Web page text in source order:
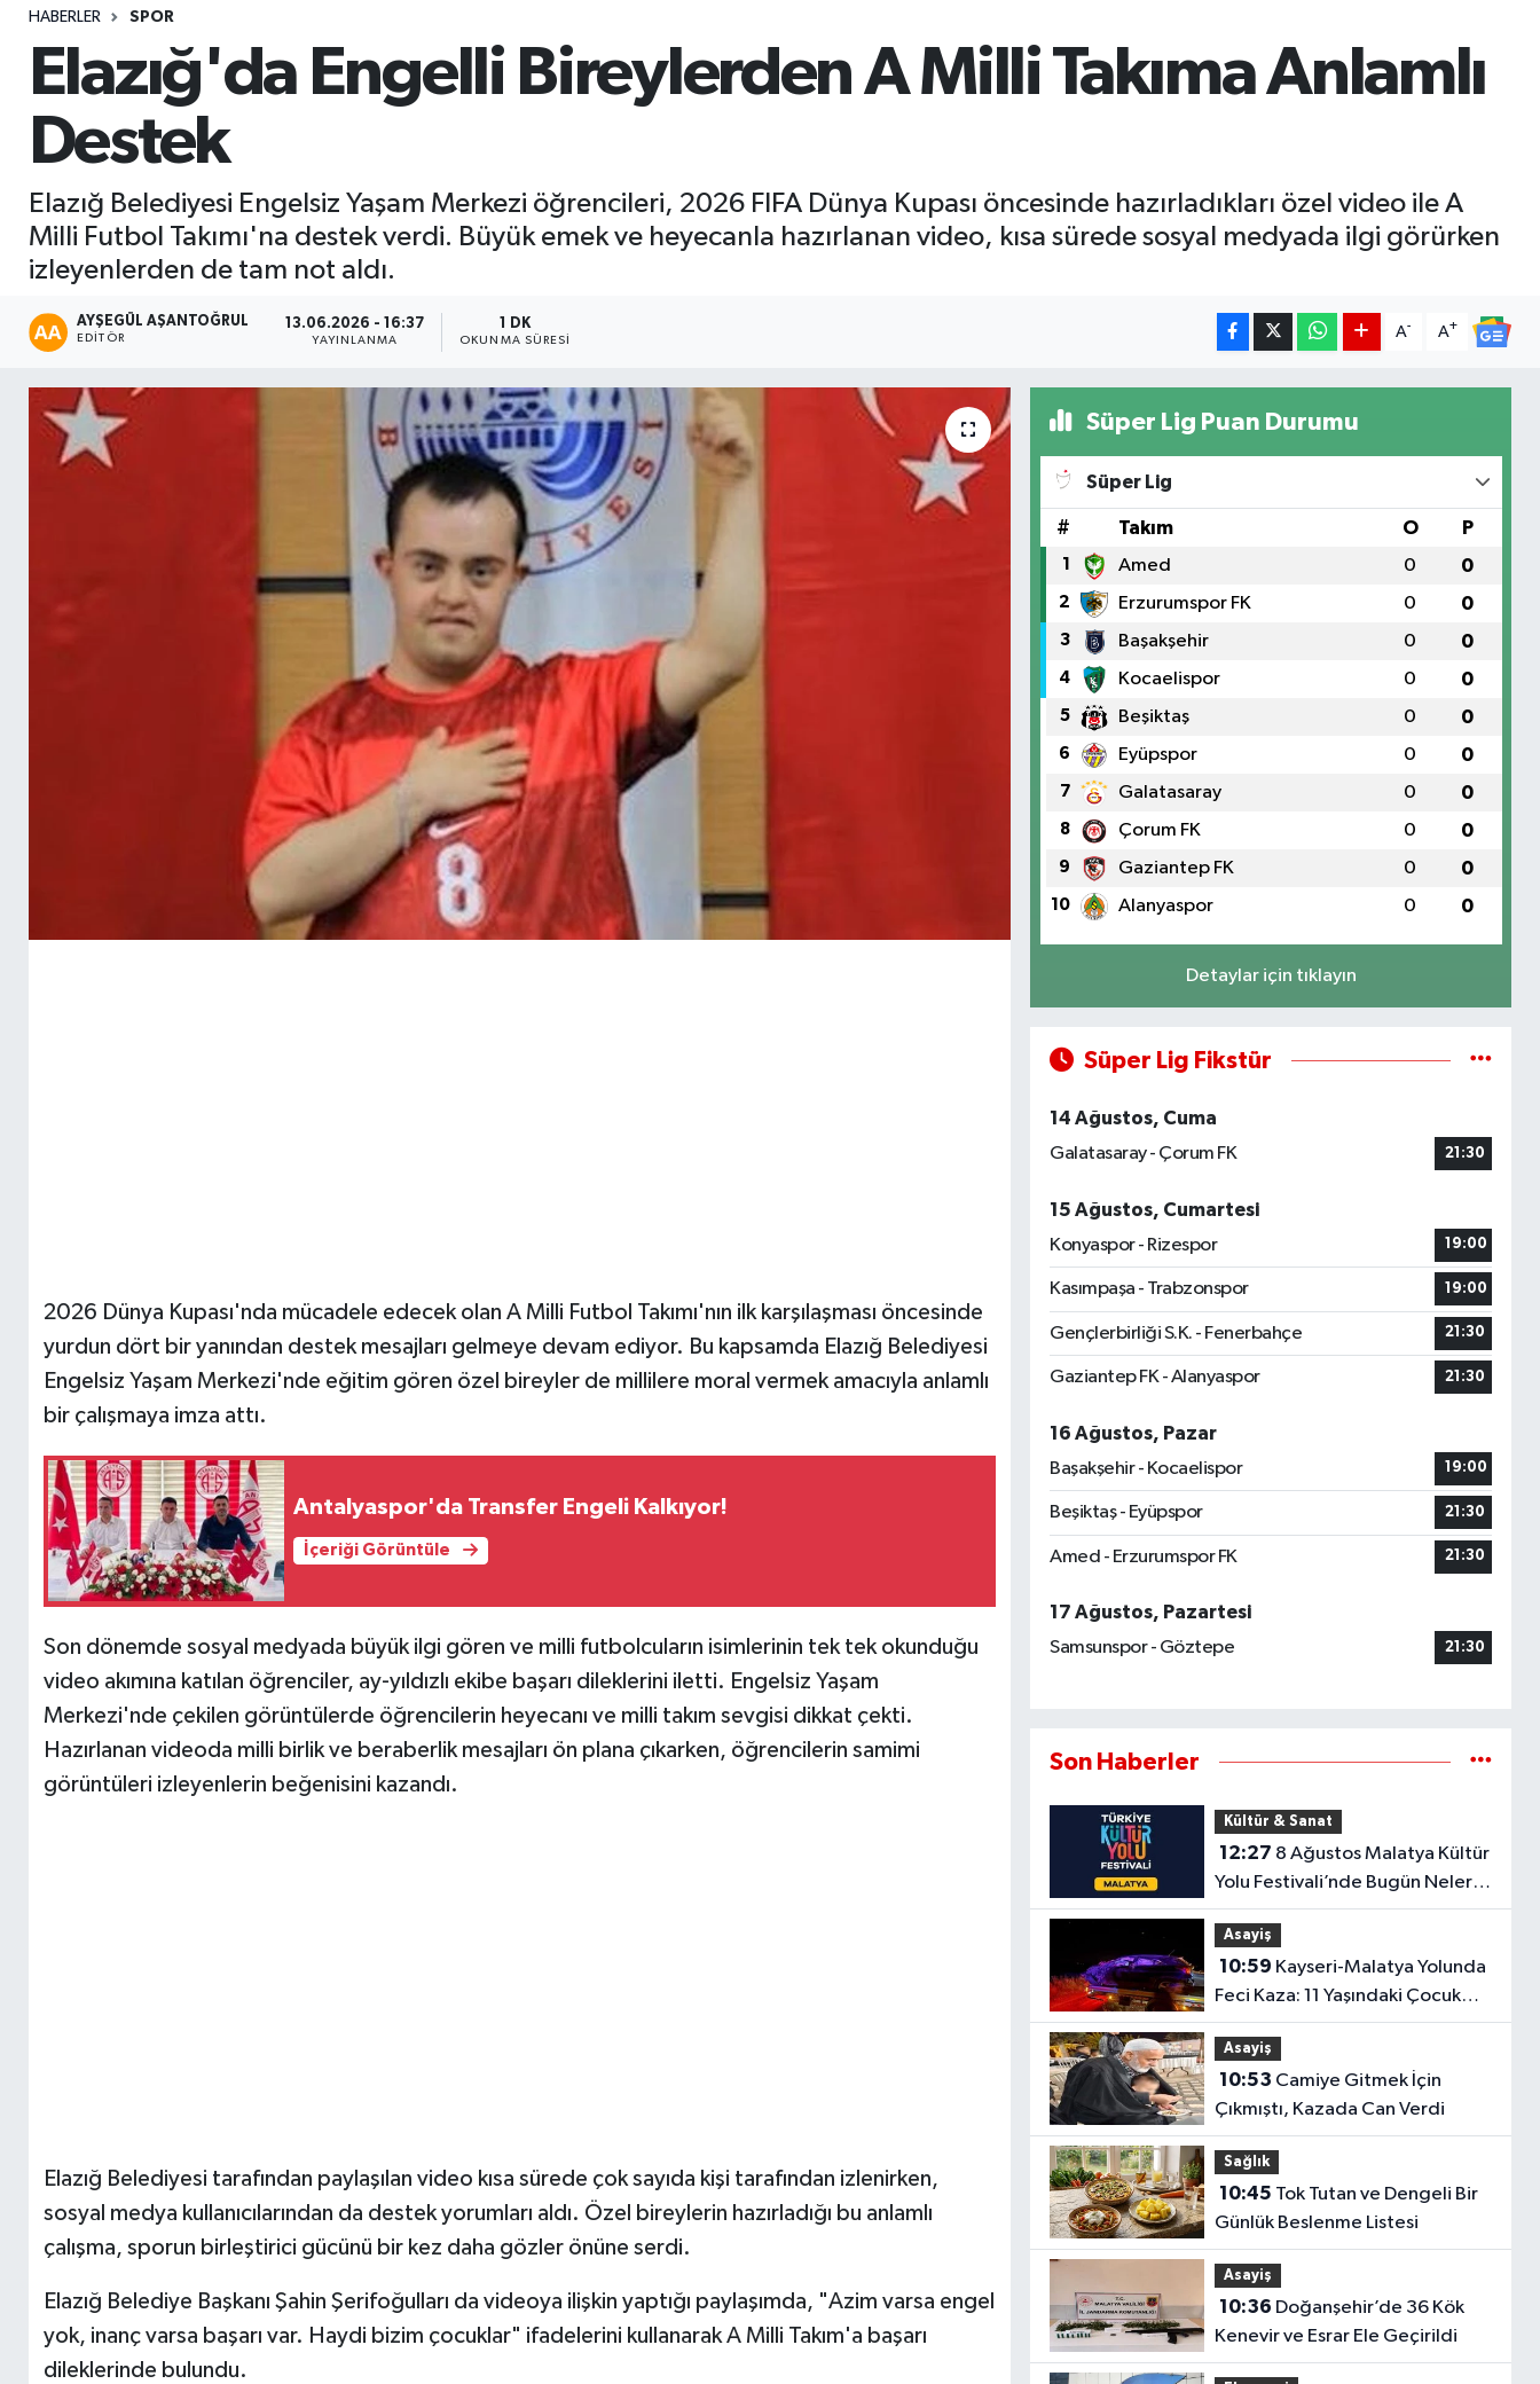
HABERLER SPOR
Elazığ'da Engelli Bireylerden A Milli Takıma Anlamlı
Destek
Elazığ Belediyesi Engelsiz Yaşam Merkezi öğrencileri, 2026 FIFA Dünya Kupası öncesinde hazırladıkları özel video ile A
Milli Futbol Takımı'na destek verdi. Büyük emek ve heyecanla hazırlanan video, kısa sürede sosyal medyada ilgi görürken
izleyenlerden de tam not aldı.
AYŞEGÜL AŞANTOĞRUL
EDITÖR
13.06.2026 - 16:37
YAYINLANMA
1 DK
OKUNMA SÜRESI
A- A+
2026 Dünya Kupası'nda mücadele edecek olan A Milli Futbol Takımı'nın ilk karşılaşması öncesinde
yurdun dört bir yanından destek mesajları gelmeye devam ediyor. Bu kapsamda Elazığ Belediyesi
Engelsiz Yaşam Merkezi'nde eğitim gören özel bireyler de millilere moral vermek amacıyla anlamlı
bir çalışmaya imza attı.
Antalyaspor'da Transfer Engeli Kalkıyor!
İçeriği Görüntüle
Son dönemde sosyal medyada büyük ilgi gören ve milli futbolcuların isimlerinin tek tek okunduğu
video akımına katılan öğrenciler, ay-yıldızlı ekibe başarı dileklerini iletti. Engelsiz Yaşam
Merkezi'nde çekilen görüntülerde öğrencilerin heyecanı ve milli takım sevgisi dikkat çekti.
Hazırlanan videoda milli birlik ve beraberlik mesajları ön plana çıkarken, öğrencilerin samimi
görüntüleri izleyenlerin beğenisini kazandı.
Elazığ Belediyesi tarafından paylaşılan video kısa sürede çok sayıda kişi tarafından izlenirken,
sosyal medya kullanıcılarından da destek yorumları aldı. Özel bireylerin hazırladığı bu anlamlı
çalışma, sporun birleştirici gücünü bir kez daha gözler önüne serdi.
Elazığ Belediye Başkanı Şahin Şerifoğulları da videoya ilişkin yaptığı paylaşımda, "Azim varsa engel
yok, inanç varsa başarı var. Haydi bizim çocuklar" ifadelerini kullanarak A Milli Takım'a başarı
dileklerinde bulundu.
Süper Lig Puan Durumu
Süper Lig
# Takım O P
1 Amed 0 0
2 Erzurumspor FK 0 0
3 Başakşehir 0 0
4 Kocaelispor 0 0
5 Beşiktaş 0 0
6 Eyüpspor 0 0
7 Galatasaray 0 0
8 Çorum FK 0 0
9 Gaziantep FK 0 0
10 Alanyaspor 0 0
Detaylar için tıklayın
Süper Lig Fikstür
14 Ağustos, Cuma
Galatasaray - Çorum FK
21:30
15 Ağustos, Cumartesi
Konyaspor - Rizespor
19:00
Kasımpaşa - Trabzonspor 19:00
Gençlerbirliği S.K. - Fenerbahçe 21:30
Gaziantep FK - Alanyaspor 21:30
16 Ağustos, Pazar
Başakşehir - Kocaelispor
19:00
Beşiktaş - Eyüpspor 21:30
Amed - Erzurumspor FK 21:30
17 Ağustos, Pazartesi
Samsunspor - Göztepe
21:30
Son Haberler
Kültür & Sanat
12:27
Yolu Festivali’nde Bugün Neler
Var?
Asayiş
10:59
Feci Kaza: 11 Yaşındaki Çocuk
Hayatını Kaybetti!
Asayiş
10:53
Çıkmıştı, Kazada Can Verdi
Sağlık
10:45
Günlük Beslenme Listesi
Asayiş
10:36
Kenevir ve Esrar Ele Geçirildi
Seri İlan
Siyaset
Spor
Yaşam